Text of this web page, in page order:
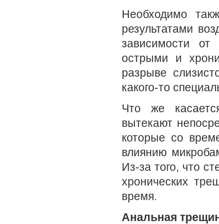
Необходимо
результатами
зависимости от
острыми и
разрыве
какого-то
Что же
вытекают
которые со
влиянию
Из-за того, что
хронических
время.
Анальная